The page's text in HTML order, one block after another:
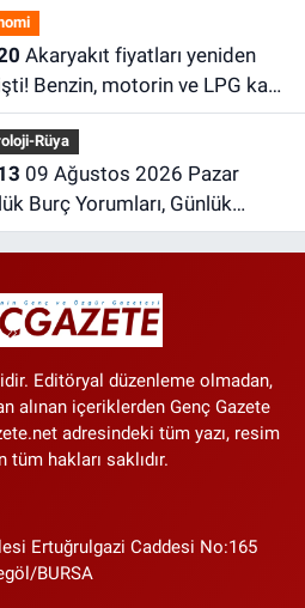
Benzin, motorin ve LPG kaç
Rüya
Burç Yorumları, Günlük
Rehberi
Editöryal düzenleme olmadan,
alınan içeriklerden Genç Gazete
adresindeki tüm yazı, resim
hakları saklıdır.
Ertuğrulgazi Caddesi No:165
BURSA